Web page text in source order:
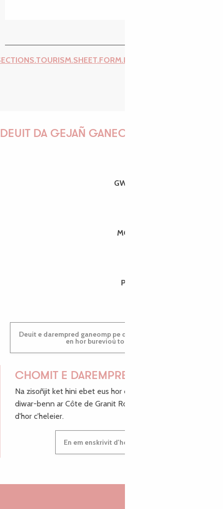
DEUIT DA GEJAÑ GANEOMP !
GWENAËLLE
MORGANE
PAULINE
Deuit e darempred ganeomp pe deuit da welet ac'hanomp
en hor burevioù touristerezh
CHOMIT E DAREMPRED !
Na zisoñjit ket hini ebet eus hor c'hinnigoù mat ha keleier
diwar-benn ar Côte de Granit Rose, enskrivit hoc'h anv
d'hor c'heleier.
En em enskrivit d'hor c'heleier